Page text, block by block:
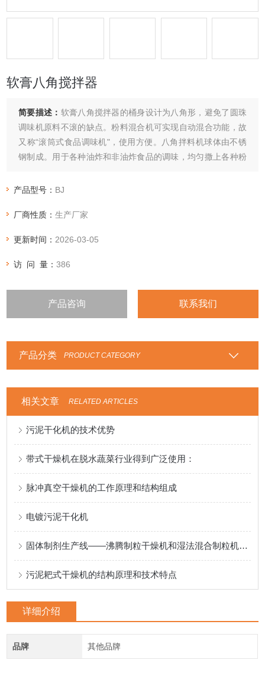
软膏八角搅拌器
简要描述： 软膏八角搅拌器的桶身设计为八角形，避免了圆珠
调味机原料不滚的缺点。粉料混合机可实现自动混合功能，故
又称“滚筒式食品调味机"，使用方便。八角拌料机球体由不锈
钢制成。用于各种油炸和非油炸食品的调味，均匀撒上各种粉
机，齿轮传动，使油炸食品不碎。自动搅拌，搅拌均匀，操作
产品型号： BJ
厂商性质：生产厂家
更新时间： 2026-03-05
访 问 量：386
产品咨询 联系我们
产品分类 PRODUCT CATEGORY
相关文章 RELATED ARTICLES
污泥干化机的技术优势
带式干燥机在脱水蔬菜行业得到广泛使用：
脉冲真空干燥机的工作原理和结构组成
电镀污泥干化机
固体制剂生产线——沸腾制粒干燥机和湿法混合制粒机的联动机组
污泥耙式干燥机的结构原理和技术特点
详细介绍
品牌 其他品牌